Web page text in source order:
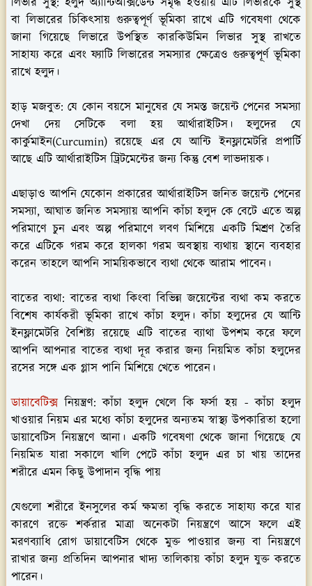
বা লিভারের চিকিৎসায় গুরুত্বপূর্ণ ভূমিকা রাখে এটি গবেষণা থেকে
জানা গিয়েছে লিভারে উপস্থিত কারকিউমিন লিভার সুস্থ রাখতে
সাহায্য করে এবং ফ্যাটি লিভারের সমস্যার ক্ষেত্রেও গুরুত্বপূর্ণ ভূমিকা
রাখে হলুদ।
হাড় মজবুত: যে কোন বয়সে মানুষের যে সমস্ত জয়েন্ট পেনের সমস্যা
দেখা দেয় সেটিকে বলা হয় আর্থারাইটিস। হলুদের যে
কার্কুমাইন(Curcumin) রয়েছে এর যে আন্টি ইনফ্লামেটরি প্রপার্টি
আছে এটি আর্থারাইটিস ট্রিটমেন্টের জন্য কিন্তু বেশ লাভদায়ক।
এছাড়াও আপনি যেকোন প্রকারের আর্থারাইটিস জনিত জয়েন্ট পেনের
সমস্যা, আঘাত জনিত সমস্যায় আপনি কাঁচা হলুদ কে বেটে এতে অল্প
পরিমাণে চুন এবং অল্প পরিমাণে লবণ মিশিয়ে একটি মিশ্রণ তৈরি
করে এটিকে গরম করে হালকা গরম অবস্থায় ব্যথায় স্থানে ব্যবহার
করেন তাহলে আপনি সাময়িকভাবে ব্যথা থেকে আরাম পাবেন।
বাতের ব্যথা: বাতের ব্যথা কিংবা বিভিন্ন জয়েন্টের ব্যথা কম করতে
বিশেষ কার্যকরী ভূমিকা রাখে কাঁচা হলুদ। কাঁচা হলুদের যে আন্টি
ইনফ্লামেটরি বৈশিষ্ট্য রয়েছে এটি বাতের ব্যাথা উপশম করে ফলে
আপনি আপনার বাতের ব্যথা দূর করার জন্য নিয়মিত কাঁচা হলুদের
রসের সঙ্গে এক গ্লাস পানি মিশিয়ে খেতে পারেন।
ডায়াবেটিক্সনিয়ন্ত্রণ: কাঁচা হলুদ খেলে কি ফর্সা হয় - কাঁচা হলুদ
খাওয়ার নিয়ম এর মধ্যে কাঁচা হলুদের অন্যতম স্বাস্থ্য উপকারিতা হলো
ডায়াবেটিস নিয়ন্ত্রণে আনা। একটি গবেষণা থেকে জানা গিয়েছে যে
নিয়মিত যারা সকালে খালি পেটে কাঁচা হলুদ এর চা খায় তাদের
শরীরে এমন কিছু উপাদান বৃদ্ধি পায়
যেগুলো শরীরে ইনসুলের কর্ম ক্ষমতা বৃদ্ধি করতে সাহায্য করে যার
কারণে রক্তে শর্করার মাত্রা অনেকটা নিয়ন্ত্রণে আসে ফলে এই
মরণব্যাধি রোগ ডায়াবেটিস থেকে মুক্ত পাওয়ার জন্য বা নিয়ন্ত্রণে
রাখার জন্য প্রতিদিন আপনার খাদ্য তালিকায় কাঁচা হলুদ যুক্ত করতে
পারেন।